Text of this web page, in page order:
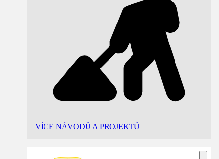
VÍCE NÁVODŮ A PROJEKTŮ